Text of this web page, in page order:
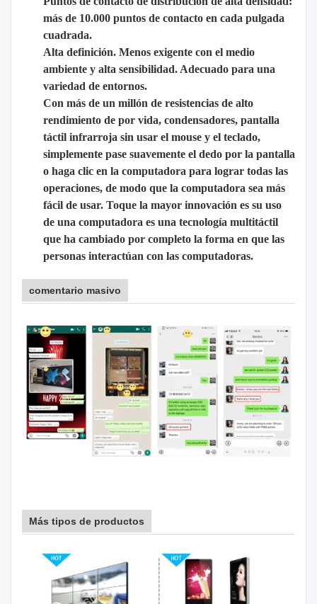
más de 10.000 puntos de contacto en cada pulgada
cuadrada.
Alta definición. Menos exigente con el medio
ambiente y alta sensibilidad. Adecuado para una
variedad de entornos.
Con más de un millón de resistencias de alto
rendimiento de por vida, condensadores, pantalla
táctil infrarroja sin usar el mouse y el teclado,
simplemente pase suavemente el dedo por la pantalla
o haga clic en la computadora para lograr todas las
operaciones, de modo que la computadora sea más
fácil de usar. Toque la mayor innovación es su uso
de una computadora es una tecnología multitáctil
que ha cambiado por completo la forma en que las
personas interactúan con las computadoras.
comentario masivo
Más tipos de productos